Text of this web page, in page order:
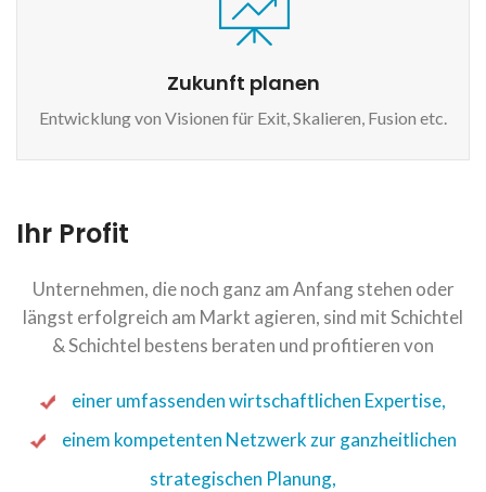
Zukunft planen
Entwicklung von Visionen für Exit, Skalieren, Fusion etc.
Ihr Profit
Unternehmen, die noch ganz am Anfang stehen oder
längst erfolgreich am Markt agieren, sind mit Schichtel
& Schichtel bestens beraten und profitieren von
einer umfassenden wirtschaftlichen Expertise,
einem kompetenten Netzwerk zur ganzheitlichen
strategischen Planung,